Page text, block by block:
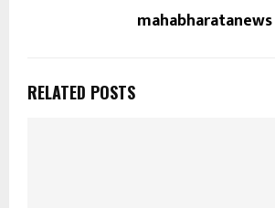
mahabharatanews
RELATED POSTS